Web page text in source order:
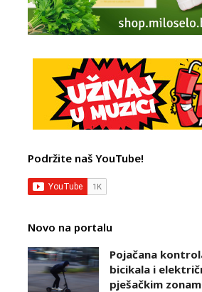
Podržite naš YouTube!
Novo na portalu
Pojačana
bicikala i
pješačkim